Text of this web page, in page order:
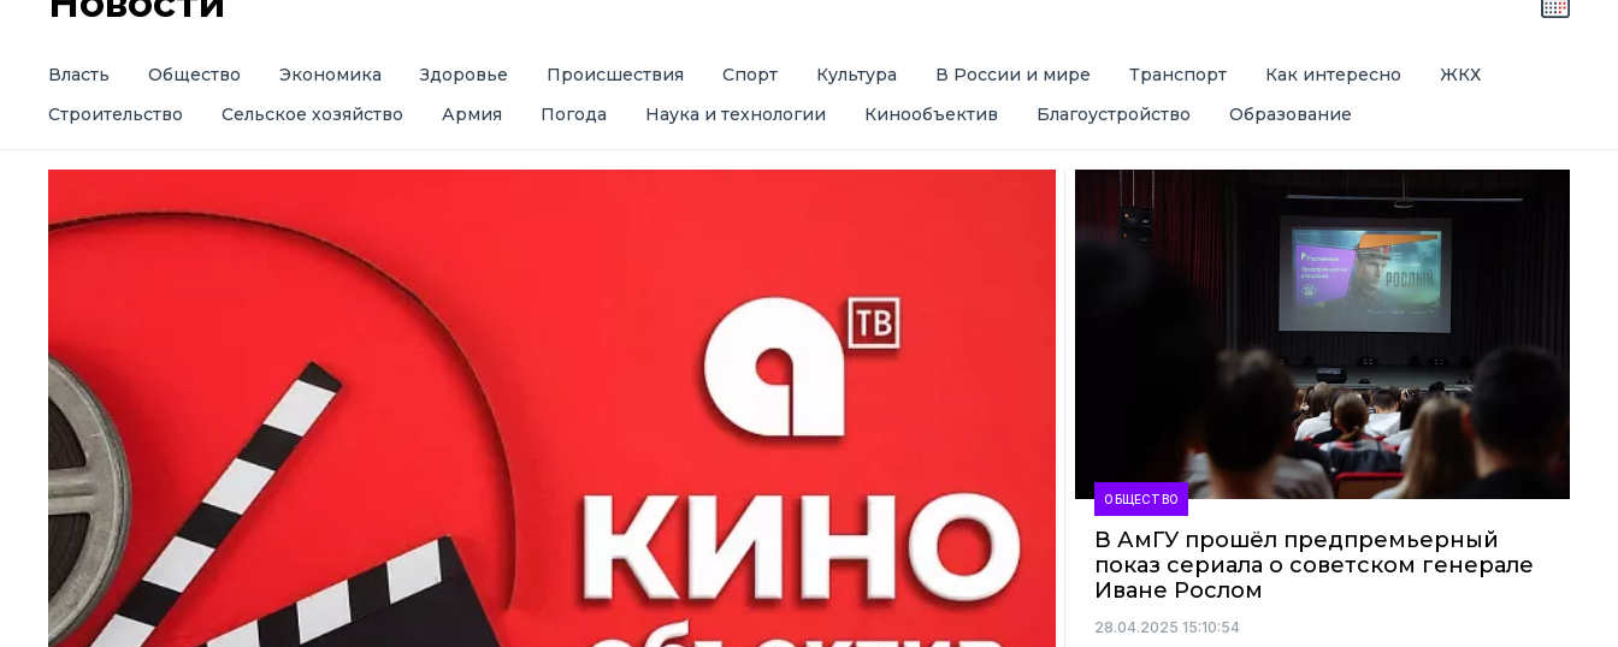
Власть Общество Экономика Здоровье Происшествия Спорт Культура В России и мире Транспорт Как интересно
ЖКХ
Строительство
Сельское хозяйство Армия Погода Наука и технологии Кинообъектив Благоустройство Образование
ОБЩЕСТВО
В АмГУ прошёл предпремьерный
показ сериала о советском генерале
Иване Рослом
28.04.2025 15:10:54